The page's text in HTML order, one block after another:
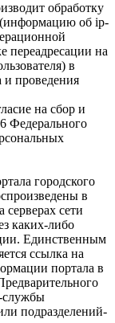
обработку
(информацию об ip-
переадресации на
в
и проведения
на сбор и
Федерального
городского
в
сети
каких-либо
Единственным
ссылка на
портала в
службы
подразделений-